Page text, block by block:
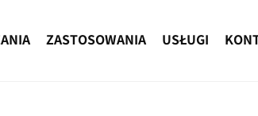
ZASTOSOWANIA USŁUGI